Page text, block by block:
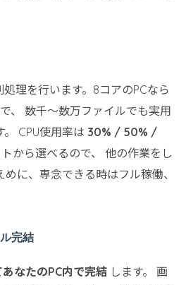
理を行います。8コアのPCなら
、 数千〜数万ファイルでも実用
CPU使用率は 30% / 50% /
から選べるので、 他の作業をし
に、専念できる時はフル稼働、
完結
あなたのPC内で完結 します。 画